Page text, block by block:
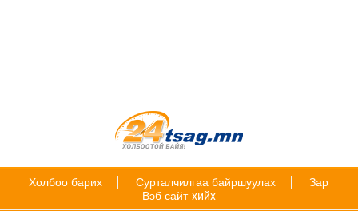
Холбоо барих Сурталчилгаа байршуулах
Зар
Вэб сайт хийх